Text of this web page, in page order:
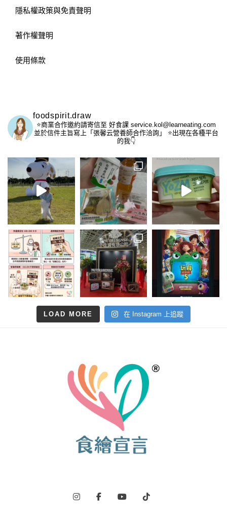
隱私權政策與免責聲明
著作權聲明
使用條款
foodspirit.draw
⭐️商業合作邀約請寄信至 好食課 service.kol@learneating.com
並於信件主旨寫上「張馨云營養師合作洽詢」
⭐️出現在各種平台
的我👇
LOAD MORE 在 Instagram 上追蹤